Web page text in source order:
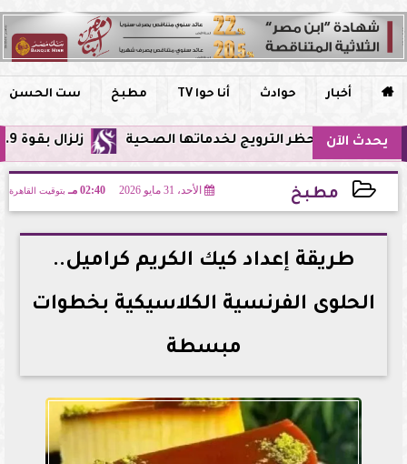
 أخبار حوادث أنا حوا TV مطبخ ست الحسن
يحدث الآن زلزال بقوة 5.9 ريختر يشعر به سكان القاهرة وعدة محافظات.. مركزه شرق البحر المتوسط وحظر الترويج لخدماتها الصحية
مطبخ الأحد، 31 مايو 2026 02:40 مـ بتوقيت القاهرة
2026-05-31 14:40:40
طريقة إعداد كيك الكريم كراميل..
الحلوى الفرنسية الكلاسيكية بخطوات
مبسطة